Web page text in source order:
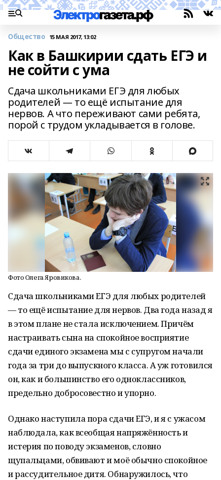
Общество 15 МАЯ 2017, 13:02
Как в Башкирии сдать ЕГЭ и
не сойти с ума
Сдача школьниками ЕГЭ для любых
родителей — то ещё испытание для
нервов. А что переживают сами ребята,
порой с трудом укладывается в голове.
Фото Олега Яровикова.
Сдача школьниками ЕГЭ для любых родителей
— то ещё испытание для нервов. Два года назад я
в этом плане не стала исключением. Причём
настраивать сына на спокойное восприятие
сдачи единого экзамена мы с супругом начали
года за три до выпускного класса. А уж готовился
он, как и большинство его одноклассников,
предельно добросовестно и упорно.
Однако наступила пора сдачи ЕГЭ, и я с ужасом
наблюдала, как всеобщая напряжённость и
истерия по поводу экзаменов, словно
щупальцами, обвивают и моё обычно спокойное
и рассудительное дитя. Обнаружилось, что